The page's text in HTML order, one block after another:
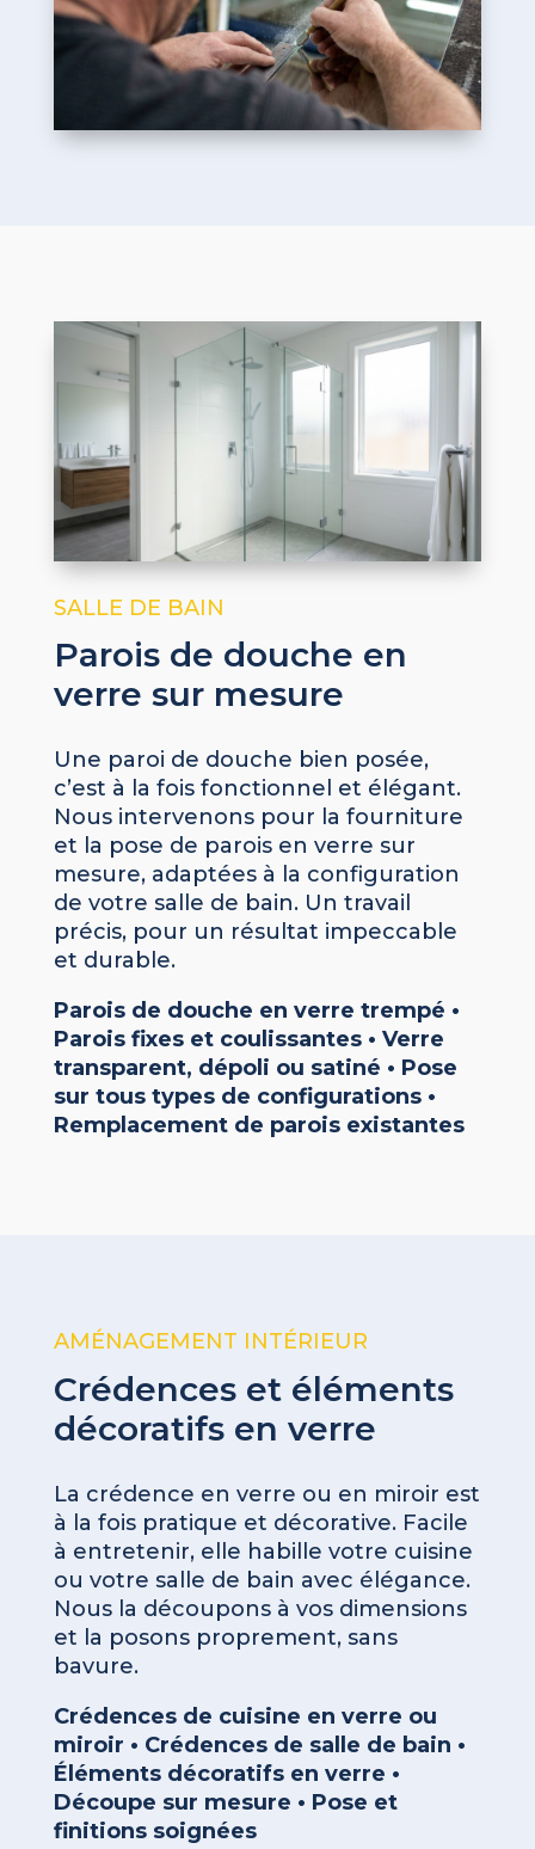
SALLE DE BAIN
Parois de douche en
verre sur mesure
Une paroi de douche bien posée,
c’est à la fois fonctionnel et élégant.
Nous intervenons pour la fourniture
et la pose de parois en verre sur
mesure, adaptées à la configuration
de votre salle de bain. Un travail
précis, pour un résultat impeccable
et durable.
Parois de douche en verre trempé •
Parois fixes et coulissantes • Verre
transparent, dépoli ou satiné • Pose
sur tous types de configurations •
Remplacement de parois existantes
AMÉNAGEMENT INTÉRIEUR
Crédences et éléments
décoratifs en verre
La crédence en verre ou en miroir est
à la fois pratique et décorative. Facile
à entretenir, elle habille votre cuisine
ou votre salle de bain avec élégance.
Nous la découpons à vos dimensions
et la posons proprement, sans
bavure.
Crédences de cuisine en verre ou
miroir • Crédences de salle de bain •
Éléments décoratifs en verre •
Découpe sur mesure • Pose et
finitions soignées